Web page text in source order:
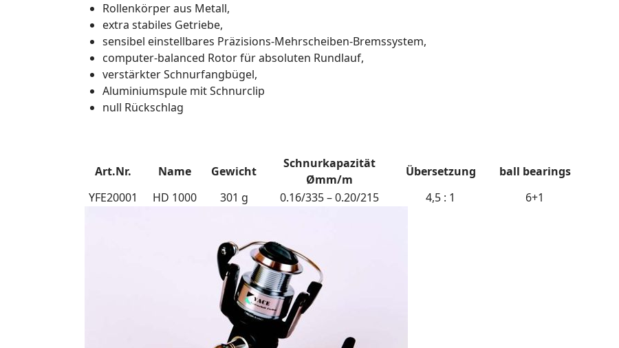
Rollenkörper aus Metall,
extra stabiles Getriebe,
sensibel einstellbares Präzisions-Mehrscheiben-Bremssystem,
computer-balanced Rotor für absoluten Rundlauf,
verstärkter Schnurfangbügel,
Aluminiumspule mit Schnurclip
null Rückschlag
Art.Nr. Name Gewicht
Schnurkapazität
Ømm/m
Übersetzung
ball bearings
YFE20001
HD 1000 301 g 0.16/335 – 0.20/215 4,5 : 1 6+1